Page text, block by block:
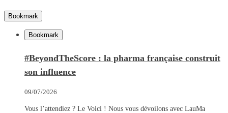
Bookmark
Bookmark
#BeyondTheScore : la pharma française construit
son influence
09/07/2026
Vous l’attendiez ? Le Voici ! Nous vous dévoilons avec LauMa